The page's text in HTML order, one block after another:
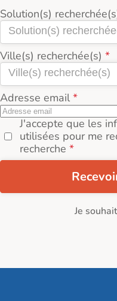
Solution(s)
Ville(s) recherchée(s)
Adresse email
J'accepte que les
utilisées pour me
recherche
Je